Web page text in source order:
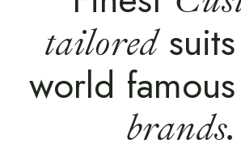
tailored
world
brands.